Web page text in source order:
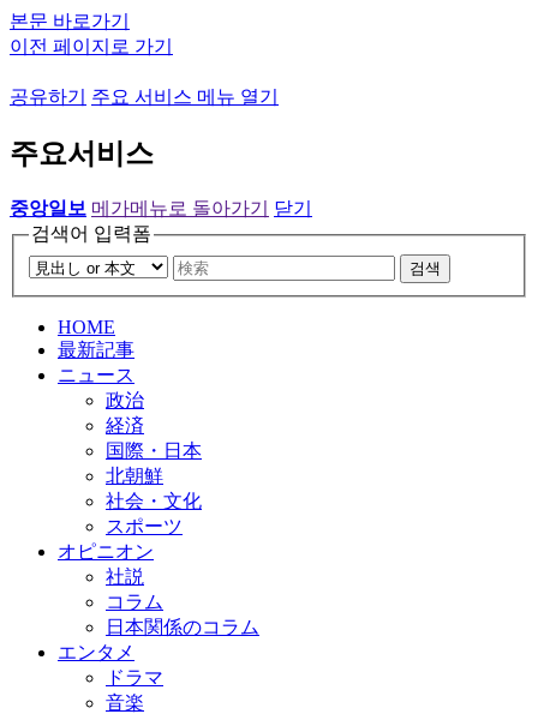
본문 바로가기
이전 페이지로 가기
공유하기 주요 서비스 메뉴 열기
주요서비스
중앙일보 메가메뉴로 돌아가기
닫기
검색어 입력폼
검색
HOME
最新記事
ニュース
政治
経済
国際・日本
北朝鮮
社会・文化
スポーツ
オピニオン
社説
コラム
日本関係のコラム
エンタメ
ドラマ
音楽